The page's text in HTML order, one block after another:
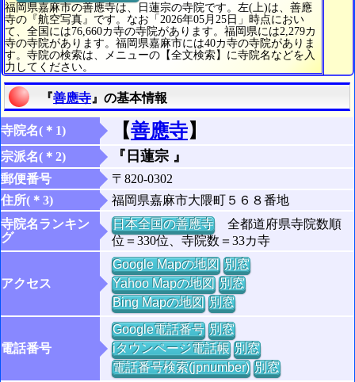
福岡県嘉麻市の善應寺は、日蓮宗の寺院です。左(上)は、善應
寺の『航空写真』です。なお「2026年05月25日」時点におい
て、全国には76,660カ寺の寺院があります。福岡県には2,279カ
寺の寺院があります。福岡県嘉麻市には40カ寺の寺院がありま
す。寺院の検索は、メニューの【全文検索】に寺院名などを入
力してください。
『善應寺 』の基本情報
寺院名(＊1) 【善應寺】
宗派名(＊2) 『日蓮宗 』
郵便番号
〒820-0302
住所(＊3)
福岡県嘉麻市大隈町５６８番地
寺院名ランキン
グ
日本全国の善應寺全都道府県寺院数順
位＝330位、寺院数＝33カ寺
アクセス
Google Mapの地図 別窓
Yahoo Mapの地図 別窓
Bing Mapの地図 別窓
電話番号
Google電話番号 別窓
iタウンページ電話帳 別窓
電話番号検索(jpnumber) 別窓